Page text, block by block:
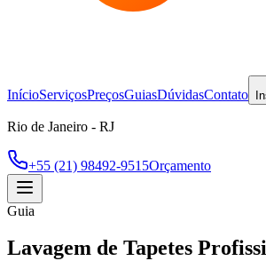
InícioServiçosPreçosGuiasDúvidasContato
Rio de Janeiro - RJ
+55 (21) 98492-9515Orçamento
Guia
Lavagem de Tapetes